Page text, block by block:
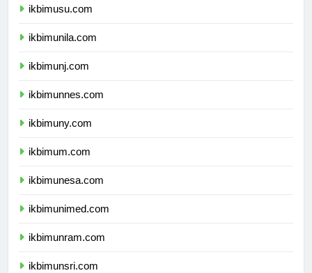
ikbimusu.com
ikbimunila.com
ikbimunj.com
ikbimunnes.com
ikbimuny.com
ikbimum.com
ikbimunesa.com
ikbimunimed.com
ikbimunram.com
ikbimunsri.com